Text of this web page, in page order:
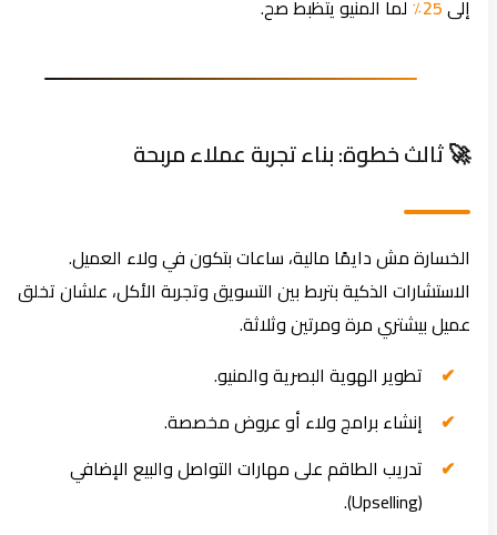
25٪ لما المنيو يتظبط صح.
🚀 ثالث خطوة: بناء تجربة عملاء مربحة
الخسارة مش دايمًا مالية، ساعات بتكون في ولاء العميل.
الاستشارات الذكية بتربط بين التسويق وتجربة الأكل، علشان تخلق
عميل بيشتري مرة ومرتين وثلاثة.
تطوير الهوية البصرية والمنيو.
إنشاء برامج ولاء أو عروض مخصصة.
تدريب الطاقم على مهارات التواصل والبيع الإضافي